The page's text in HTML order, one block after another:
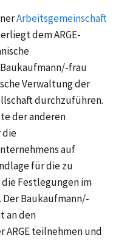
Arbeitsgemeinschaft
dem ARGE-
frau
Verwaltung der
durchzuführen.
der anderen
die
auf
für die zu
Festlegungen im
Baukaufmann/-
an den
teilnehmen und